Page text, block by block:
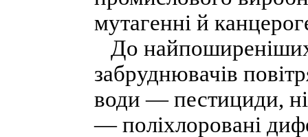
мутагенні й
До
забруднювачів
води — пестициди,
— поліхлоровані